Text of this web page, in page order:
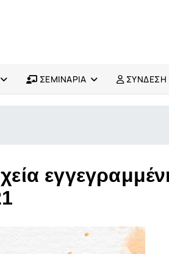
ΣΕΜΙΝΑΡΙΑ ΣΥΝΔΕΣΗ